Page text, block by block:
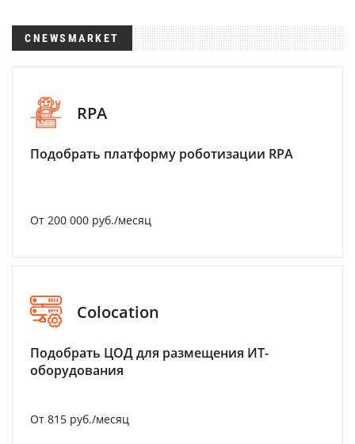
CNEWSMARKET
RPA
Подобрать платформу роботизации RPA
От 200 000 руб./месяц
Colocation
Подобрать ЦОД для размещения ИТ-
оборудования
От 815 руб./месяц